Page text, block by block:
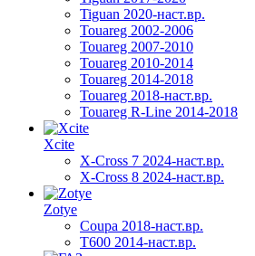
Tiguan 2020-наст.вр.
Touareg 2002-2006
Touareg 2007-2010
Touareg 2010-2014
Touareg 2014-2018
Touareg 2018-наст.вр.
Touareg R-Line 2014-2018
Xcite
X-Cross 7 2024-наст.вр.
X-Cross 8 2024-наст.вр.
Zotye
Coupa 2018-наст.вр.
T600 2014-наст.вр.